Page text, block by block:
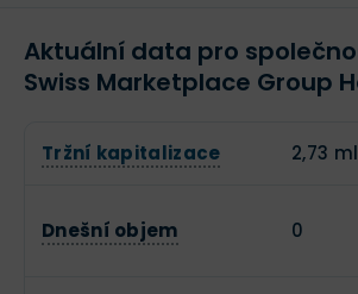
Aktuální data pro
Swiss Marketplace Group
Tržní kapitalizace 2,73
Dnešní objem 0